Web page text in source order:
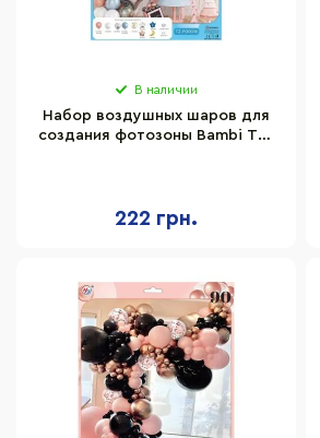
В наличии
Набор воздушных шаров для
создания фотозоны Bambi TZ-
222 грн.